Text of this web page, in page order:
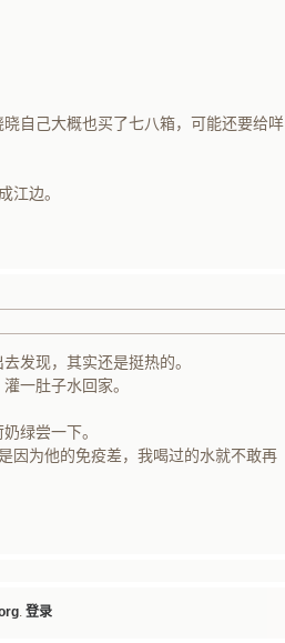
自己大概也买了七八箱，可能还要给咩
江边。
发现，其实还是挺热的。
一肚子水回家。
绿尝一下。
因为他的免疫差，我喝过的水就不敢再
. 登录